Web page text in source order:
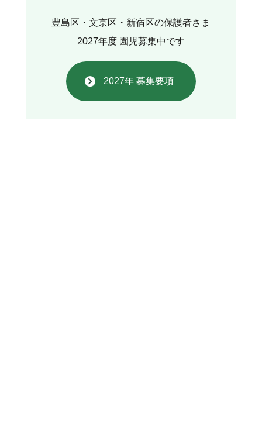
豊島区・文京区・新宿区の保護者さま
2027年度 園児募集中です
2027年 募集要項